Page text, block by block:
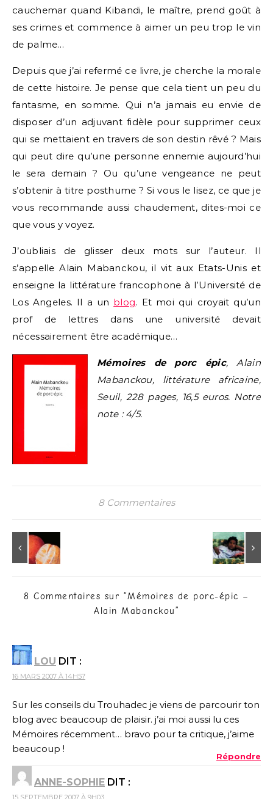
cauchemar quand Kibandi, le maître, prend goût à
ses crimes et commence à aimer un peu trop le vin
de palme…
Depuis que j’ai refermé ce livre, je cherche la morale
de cette histoire. Je pense que cela tient un peu du
fantasme, en somme. Qui n’a jamais eu envie de
disposer d’un adjuvant fidèle pour supprimer ceux
qui se mettaient en travers de son destin rêvé ? Mais
qui peut dire qu’une personne ennemie aujourd’hui
le sera demain ? Ou qu’une vengeance ne peut
s’obtenir à titre posthume ? Si vous le lisez, ce que je
vous recommande aussi chaudement, dites-moi ce
que vous y voyez.
J’oubliais de glisser deux mots sur l’auteur. Il
s’appelle Alain Mabanckou, il vit aux Etats-Unis et
enseigne la littérature francophone à l’Université de
Los Angeles. Il a un blog. Et moi qui croyait qu’un
prof de lettres dans une université devait
nécessairement être académique…
Mémoires de porc épic, Alain
Mabanckou, littérature africaine,
Seuil, 228 pages, 16,5 euros. Notre
note : 4/5.
8 Commentaires
8 Commentaires sur “Mémoires de porc-épic –
Alain Mabanckou”
LOU DIT :
16 MARS 2007 À 14H57
Sur les conseils du Trouhadec je viens de parcourir ton
blog avec beaucoup de plaisir. j’ai moi aussi lu ces
Mémoires récemment… bravo pour ta critique, j’aime
beaucoup !
Répondre
ANNE-SOPHIE DIT :